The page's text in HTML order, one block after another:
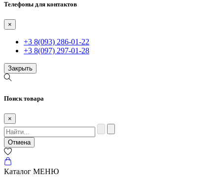
Телефоны для контактов
×
+3 8(093) 286-01-22
+3 8(097) 297-01-28
Закрыть
Поиск товара
×
Отмена
Каталог МЕНЮ